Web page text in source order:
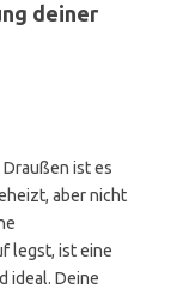
deiner
ist es
aber nicht
legst, ist eine
ideal. Deine